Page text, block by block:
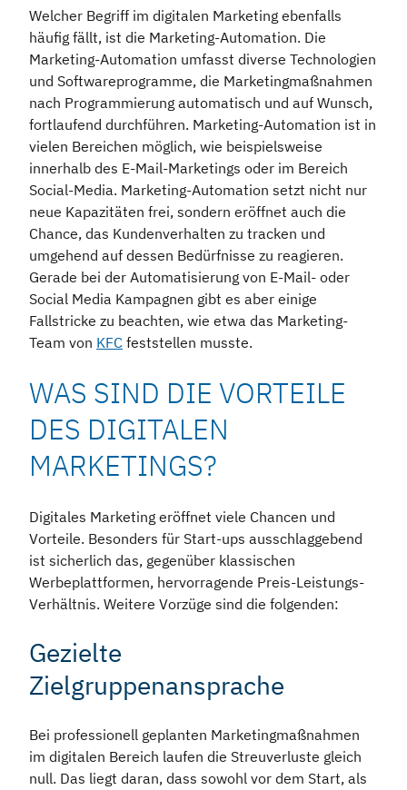
Welcher Begriff im digitalen Marketing ebenfalls
häufig fällt, ist die Marketing-Automation. Die
Marketing-Automation umfasst diverse Technologien
und Softwareprogramme, die Marketingmaßnahmen
nach Programmierung automatisch und auf Wunsch,
fortlaufend durchführen. Marketing-Automation ist in
vielen Bereichen möglich, wie beispielsweise
innerhalb des E-Mail-Marketings oder im Bereich
Social-Media. Marketing-Automation setzt nicht nur
neue Kapazitäten frei, sondern eröffnet auch die
Chance, das Kundenverhalten zu tracken und
umgehend auf dessen Bedürfnisse zu reagieren.
Gerade bei der Automatisierung von E-Mail- oder
Social Media Kampagnen gibt es aber einige
Fallstricke zu beachten, wie etwa das Marketing-
Team von KFC feststellen musste.
WAS SIND DIE VORTEILE
DES DIGITALEN
MARKETINGS?
Digitales Marketing eröffnet viele Chancen und
Vorteile. Besonders für Start-ups ausschlaggebend
ist sicherlich das, gegenüber klassischen
Werbeplattformen, hervorragende Preis-Leistungs-
Verhältnis. Weitere Vorzüge sind die folgenden:
Gezielte
Zielgruppenansprache
Bei professionell geplanten Marketingmaßnahmen
im digitalen Bereich laufen die Streuverluste gleich
null. Das liegt daran, dass sowohl vor dem Start, als